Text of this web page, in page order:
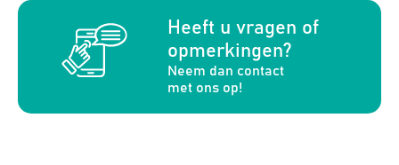
Heeft u vragen of
opmerkingen?
Neem dan contact
met ons op!
a